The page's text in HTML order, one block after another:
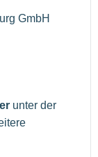
GmbH
unter der